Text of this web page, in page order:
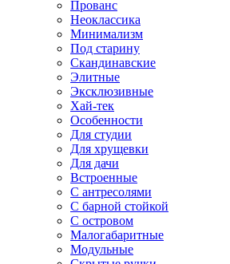
Прованс
Неоклассика
Минимализм
Под старину
Скандинавские
Элитные
Эксклюзивные
Хай-тек
Особенности
Для студии
Для хрущевки
Для дачи
Встроенные
С антресолями
С барной стойкой
С островом
Малогабаритные
Модульные